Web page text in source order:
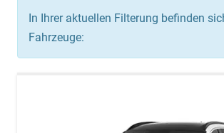
In Ihrer aktuellen Filterung befinden
Fahrzeuge: